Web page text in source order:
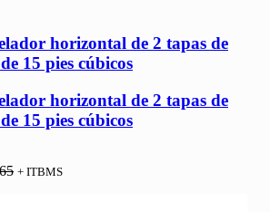
horizontal de 2 tapas de
15 pies cúbicos
horizontal de 2 tapas de
15 pies cúbicos
El
+ ITBMS